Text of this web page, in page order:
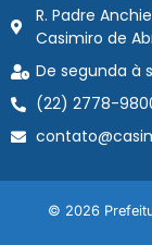
R. Padre
Casimiro de
De segunda à
(22) 2778-
© 2026